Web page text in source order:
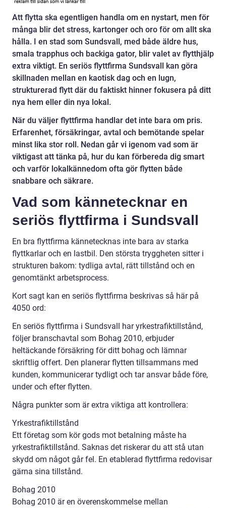
Att flytta ska egentligen handla om en nystart, men för
många blir det stress, kartonger och oro för om allt ska
hålla. I en stad som Sundsvall, med både äldre hus,
smala trapphus och backiga gator, blir valet av flytthjälp
extra viktigt. En seriös flyttfirma Sundsvall kan göra
skillnaden mellan en kaotisk dag och en lugn,
strukturerad flytt där du faktiskt hinner fokusera på ditt
nya hem eller din nya lokal.
När du väljer flyttfirma handlar det inte bara om pris.
Erfarenhet, försäkringar, avtal och bemötande spelar
minst lika stor roll. Nedan går vi igenom vad som är
viktigast att tänka på, hur du kan förbereda dig smart
och varför lokalkännedom ofta gör flytten både
snabbare och säkrare.
Vad som kännetecknar en
seriös flyttfirma i Sundsvall
En bra flyttfirma kännetecknas inte bara av starka
flyttkarlar och en lastbil. Den största tryggheten sitter i
strukturen bakom: tydliga avtal, rätt tillstånd och en
genomtänkt arbetsprocess.
Kort sagt kan en seriös flyttfirma beskrivas så här på
4050 ord:
En seriös flyttfirma i Sundsvall har yrkestrafiktillstånd,
följer branschavtal som Bohag 2010, erbjuder
heltäckande försäkring för ditt bohag och lämnar
skriftlig offert. Den planerar flytten tillsammans med
kunden, kommunicerar tydligt och tar ansvar både före,
under och efter flytten.
Några punkter som är extra viktiga att kontrollera:
Yrkestrafiktillstånd
Ett företag som kör gods mot betalning måste ha
yrkestrafiktillstånd. Saknas det riskerar du att stå utan
skydd om något går fel. En etablerad flyttfirma redovisar
gärna sina tillstånd.
Bohag 2010
Bohag 2010 är en överenskommelse mellan